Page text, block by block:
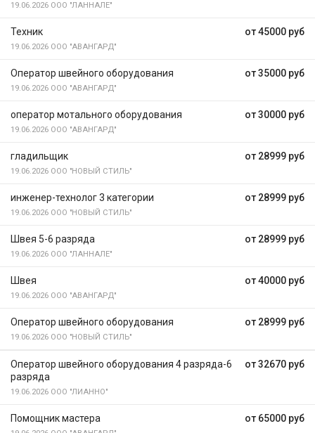
19.06.2026 ООО "ЛАННАЛЕ"
от 45000 руб
Техник
19.06.2026 ООО "АВАНГАРД"
от 35000 руб
Оператор швейного оборудования
19.06.2026 ООО "АВАНГАРД"
от 30000 руб
оператор мотального оборудования
19.06.2026 ООО "АВАНГАРД"
от 28999 руб
гладильщик
19.06.2026 ООО "НОВЫЙ СТИЛЬ"
от 28999 руб
инженер-технолог 3 категории
19.06.2026 ООО "НОВЫЙ СТИЛЬ"
от 28999 руб
Швея 5-6 разряда
19.06.2026 ООО "ЛАННАЛЕ"
от 40000 руб
Швея
19.06.2026 ООО "АВАНГАРД"
от 28999 руб
Оператор швейного оборудования
19.06.2026 ООО "НОВЫЙ СТИЛЬ"
от 32670 руб
Оператор швейного оборудования 4 разряда-6
разряда
19.06.2026 ООО "ЛИАННО"
от 65000 руб
Помощник мастера